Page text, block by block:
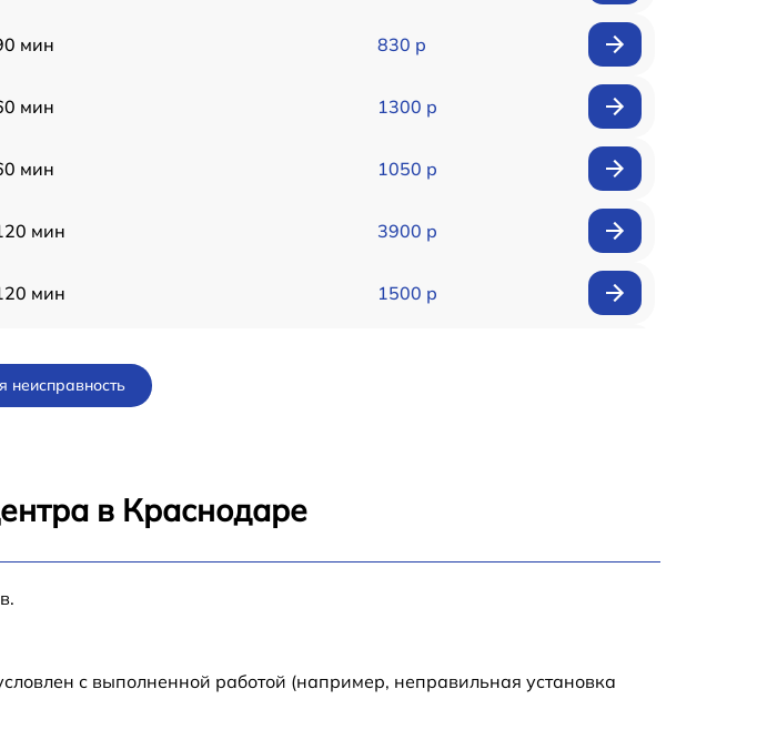
мин 830 р
мин 1300 р
мин 1050 р
мин 3900 р
мин 1500 р
мин
неисправность
в Краснодаре
с выполненной работой (например, неправильная установка